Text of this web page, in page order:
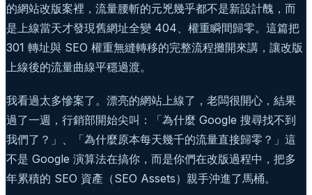
的網站改版案裡，流量腰斬的元兇幾乎都不是新設計醜，而
是上線當天才發現舊網址全變 404、權重瞬間歸零。這篇把
301 轉址與 SEO 權重無縫轉移的完整流程攤開來講，讓改版
上線後的流量曲線平穩過渡。
我看過太多慘案了。漂亮的網站上線了，老闆很開心，結果
過了一週，行銷部開始尖叫：「為什麼 Google 搜尋找不到
我們了？」、「為什麼原本每天幾千的流量直接歸零？」這
不是 Google 演算法在搞你，而是你們在改版過程中，把多
年累積的 SEO 資產（SEO Assets）親手沖進了馬桶。